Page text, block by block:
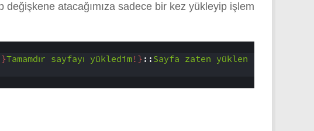
atacağımıza sadece bir kez yükleyip işlem
Tamamdır sayfayı yükledim!}::Sayfa zaten yüklen